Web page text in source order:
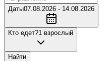
Даты07.08.2026 - 14.08.2026
Кто едет?1 взрослый
Найти